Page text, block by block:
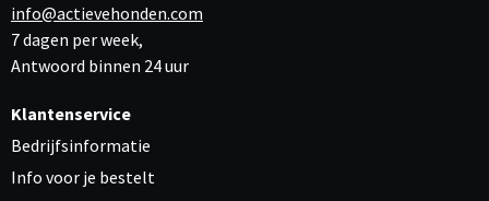
info@actievehonden.com
7 dagen per week,
Antwoord binnen 24 uur
Klantenservice
Bedrijfsinformatie
Info voor je bestelt